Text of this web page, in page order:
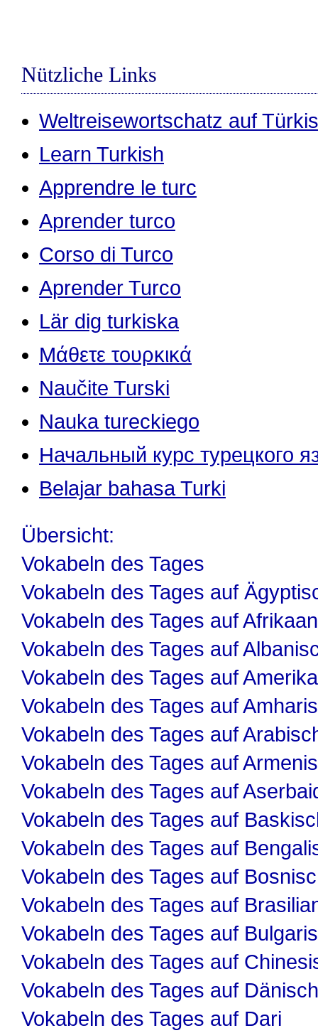
Nützliche Links
Weltreisewortschatz auf
Learn Turkish
Apprendre le turc
Aprender turco
Corso di Turco
Aprender Turco
Lär dig turkiska
Μάθετε τουρκικά
Naučite Turski
Nauka tureckiego
Начальный курс турецкого
Belajar bahasa Turki
Übersicht:
Vokabeln des Tages
Vokabeln des Tages auf
Vokabeln des Tages auf
Vokabeln des Tages auf
Vokabeln des Tages auf
Vokabeln des Tages auf
Vokabeln des Tages auf
Vokabeln des Tages auf
Vokabeln des Tages auf
Vokabeln des Tages auf
Vokabeln des Tages auf
Vokabeln des Tages auf
Vokabeln des Tages auf
Vokabeln des Tages auf
Vokabeln des Tages auf
Vokabeln des Tages auf Dänisch
Vokabeln des Tages auf Dari